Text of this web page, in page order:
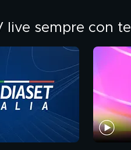
live sempre con te